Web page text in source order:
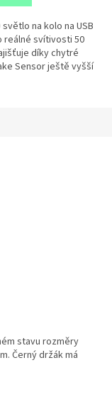
světlo na kolo na USB
reálné svítivosti 50
díky chytré
Sensor ještě vyšší
stavu rozměry
Černý držák má